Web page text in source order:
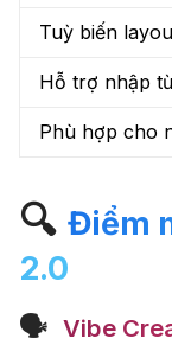
Tuỳ biến
Hỗ trợ nhập
Phù hợp cho
🔍 Điểm
2.0
🗣
Vibe